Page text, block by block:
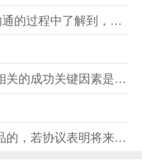
注册会计师B在与董事长进行沟通的过程中了解到，XYZ股份有限
下列各项中，属于与市场营销相关的成功关键因素是（）。
在视同买断方式下委托代销商品的，若协议表明将来受托方没有将商